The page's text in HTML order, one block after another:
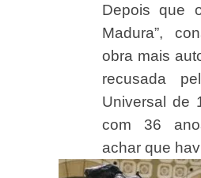
Depois que
Madura”,
obra mais
recusada
Universal de
com 36
achar que